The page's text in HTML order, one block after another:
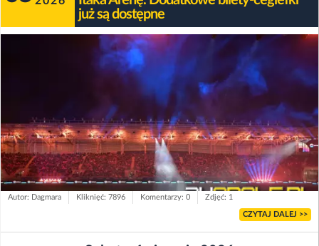
już są dostępne
Autor: Dagmara Kliknięć: 7896 Komentarzy: 0 Zdjęć: 1
CZYTAJ DALEJ >>